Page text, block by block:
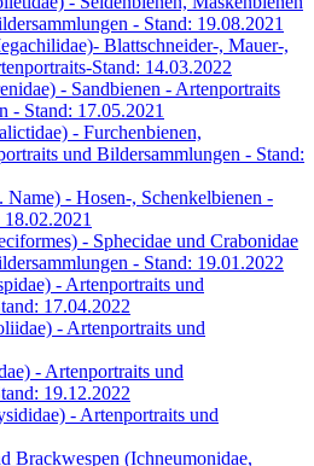
- Stand: 19.08.2021
Blattschneider-, Mauer-,
Stand: 14.03.2022
- Sandbienen - Artenportraits
- Stand: 17.05.2021
- Furchenbienen,
und Bildersammlungen - Stand:
- Hosen-, Schenkelbienen -
- Sphecidae und Crabonidae
- Stand: 19.01.2022
- Artenportraits und
17.04.2022
- Artenportraits und
- Artenportraits und
19.12.2022
- Artenportraits und
Brackwespen (Ichneumonidae,